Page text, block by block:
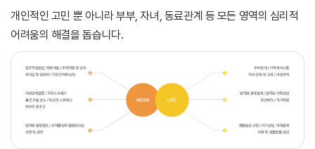
개인적인 고민 뿐 아니라 부부, 자녀, 동료관계 등 모든 영역의 심리적
어려움의 해결을 돕습니다.